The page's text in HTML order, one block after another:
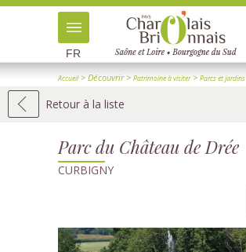
FR
Accueil> Découvrir> Patrimoine à visiter> Parcs et jardins
Retour à la liste
Parc du Château de Drée
CURBIGNY